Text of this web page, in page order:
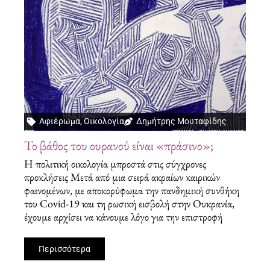
Αφιέρωμα,Οικολογία Δημήτρης Μουταφίδης
Το βάθος του ουρανού είναι «πράσινο»;
Η πολιτική οικολογία μπροστά στις σύγχρονες
προκλήσεις Μετά από μια σειρά ακραίων καιρικών
φαινομένων, με αποκορύφωμα την πανδημική συνθήκη
του Covid-19 και τη ρωσική εισβολή στην Ουκρανία,
έχουμε αρχίσει να κάνουμε λόγο για την επιστροφή
Περισσότερα